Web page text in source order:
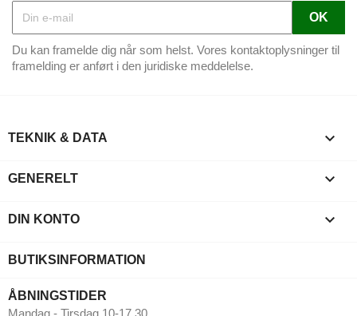
Du kan framelde dig når som helst. Vores kontaktoplysninger til
framelding er anført i den juridiske meddelelse.
TEKNIK & DATA 
GENERELT 
DIN KONTO 
BUTIKSINFORMATION
ÅBNINGSTIDER
Mandag - Tirsdag 10-17.30